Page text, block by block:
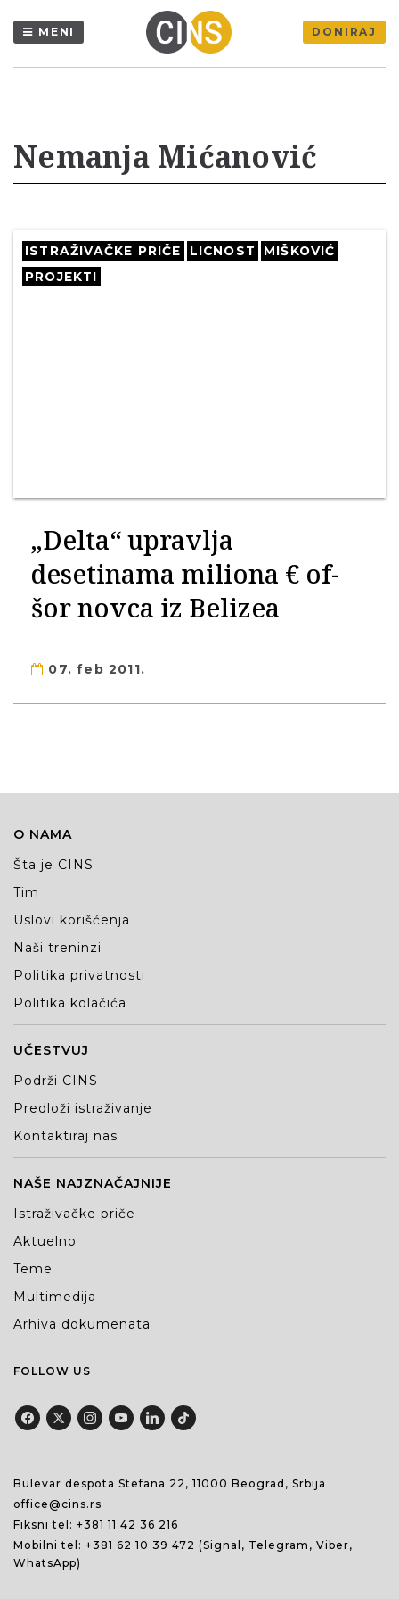
MENI DONIRAJ
Nemanja Mićanović
ISTRAŽIVAČKE PRIČE LICNOST
MIŠKOVIĆ
PROJEKTI
„Delta“ upravlja
desetinama miliona € of-
šor novca iz Belizea
07. feb 2011.
O NAMA
Šta je CINS
Tim
Uslovi korišćenja
Naši treninzi
Politika privatnosti
Politika kolačića
UČESTVUJ
Podrži CINS
Predloži istraživanje
Kontaktiraj nas
NAŠE NAJZNAČAJNIJE
Istraživačke priče
Aktuelno
Teme
Multimedija
Arhiva dokumenata
FOLLOW US
Bulevar despota Stefana 22, 11000 Beograd, Srbija
office@cins.rs
Fiksni tel: +381 11 42 36 216
Mobilni tel: +381 62 10 39 472 (Signal, Telegram, Viber,
WhatsApp)